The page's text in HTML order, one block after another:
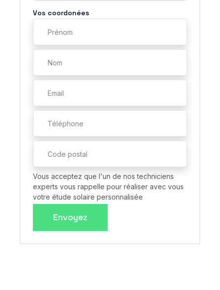
Vos coordonées
Vous acceptez que l'un de nos techniciens
experts vous rappelle pour réaliser avec vous
votre étude solaire personnalisée
Envoyez